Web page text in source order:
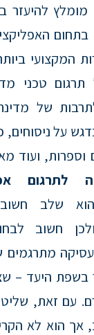
מומלץ להיעזר
בתחום
המקצועי
תרגום טכני
של
על
ועוד
לתרגום
הוא שלב
חשוב
בשפת היעד –
עם זאת,
אך הוא לא